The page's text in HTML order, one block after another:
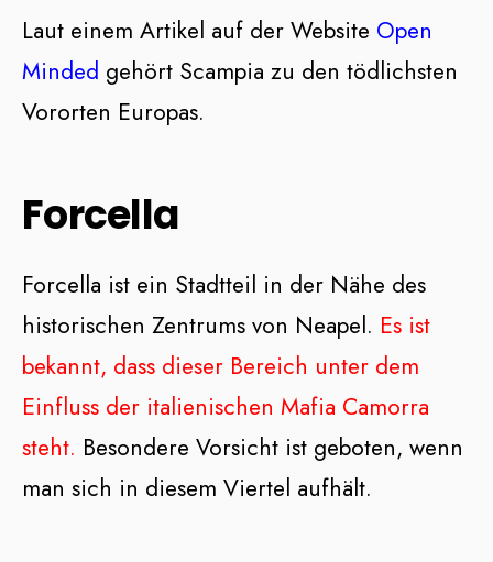
Laut einem Artikel auf der Website Open
Minded gehört Scampia zu den tödlichsten
Vororten Europas.
Forcella
Forcella ist ein Stadtteil in der Nähe des
historischen Zentrums von Neapel. Es ist
bekannt, dass dieser Bereich unter dem
Einfluss der italienischen Mafia Camorra
steht. Besondere Vorsicht ist geboten, wenn
man sich in diesem Viertel aufhält.